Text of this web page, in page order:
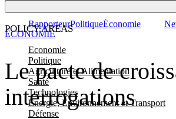
POLICY AREAS
Economie
Politique
Agriculture et Alimentation
Santé
Technologies
Energie, Environnement et Transport
Défense
RapporteurPolitiqueÉconomie
Le pacte de
interrogations
ÉCONOMIE